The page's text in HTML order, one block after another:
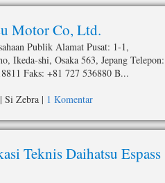
Motor Co, Ltd.
Publik Alamat Pusat: 1-1,
Ikeda-shi, Osaka 563, Jepang Telepon:
Faks: +81 727 536880 B...
| Si Zebra| 1 Komentar
Teknis Daihatsu Espass